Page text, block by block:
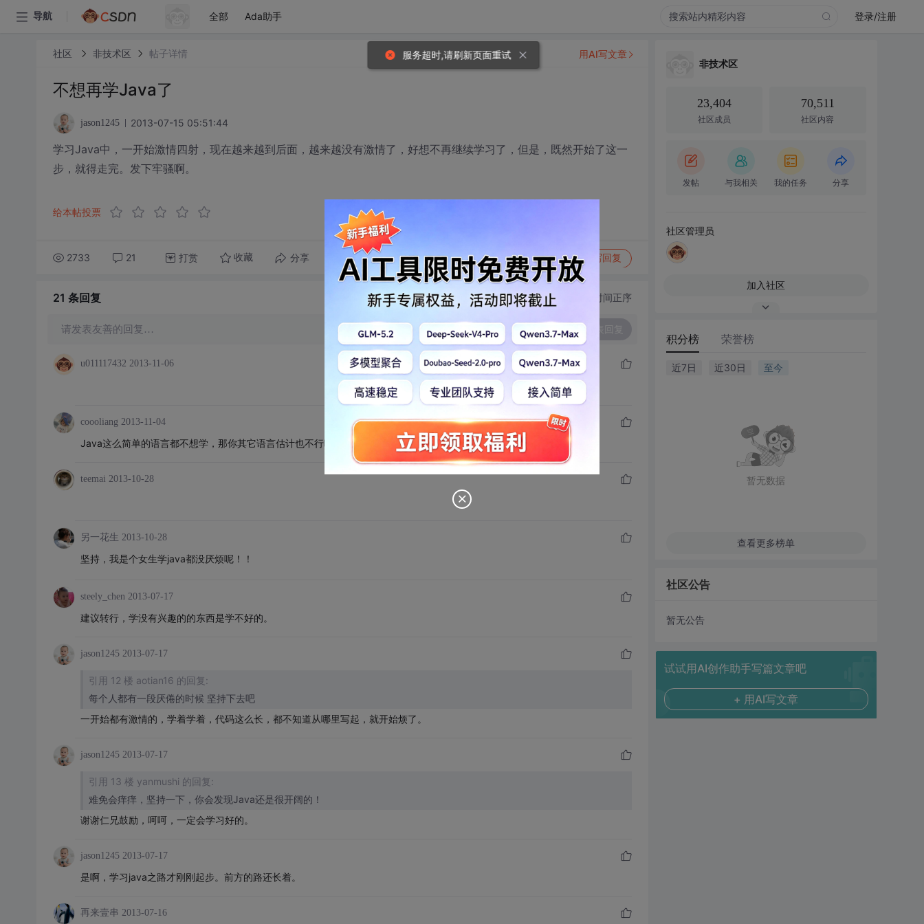
导航 全部 Ada助手 登录/注册
社区 非技术区 帖子详情
不想再学Java了
jason1245 2013-07-15 05:51:44
学习Java中，一开始激情四射，现在越来越到后面，越来越没有激情了，好想不再继续学习了，但是，既然开始了这一
步，就得走完。发下牢骚啊。
给本帖投票
2733 21 打赏 收藏 分享 转发到动态 举报 写回复
用AI写文章
21 条回复 切换为时间正序
请发表友善的回复… 发表回复
u011117432 2013-11-06
coooliang 2013-11-04
Java这么简单的语言都不想学，那你其它语言估计也不行咯。坚持最重要。
teemai 2013-10-28
另一花生 2013-10-28
坚持，我是个女生学java都没厌烦呢！！
steely_chen 2013-07-17
建议转行，学没有兴趣的的东西是学不好的。
jason1245 2013-07-17
引用 12 楼 aotian16 的回复:
每个人都有一段厌倦的时候 坚持下去吧
一开始都有激情的，学着学着，代码这么长，都不知道从哪里写起，就开始烦了。
jason1245 2013-07-17
引用 13 楼 yanmushi 的回复:
难免会痒痒，坚持一下，你会发现Java还是很开阔的！
谢谢仁兄鼓励，呵呵，一定会学习好的。
jason1245 2013-07-17
是啊，学习java之路才刚刚起步。前方的路还长着。
再来壹串 2013-07-16
非技术区
23,404
社区成员
70,511
社区内容
发帖 与我相关 我的任务 分享
社区管理员
加入社区
积分榜 荣誉榜
近7日 近30日 至今
暂无数据
查看更多榜单
社区公告
暂无公告
试试用AI创作助手写篇文章吧
+ 用AI写文章
服务超时,请刷新页面重试